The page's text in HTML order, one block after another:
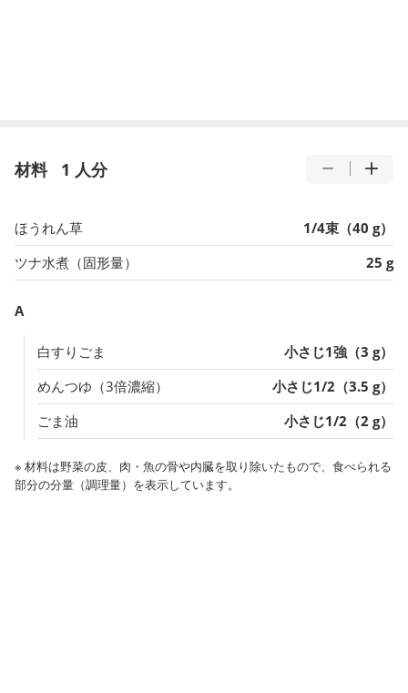
材料 1 人分
ほうれん草
1/4束（40 g）
ツナ水煮（固形量）
25 g
A
白すりごま
小さじ1強（3 g）
めんつゆ（3倍濃縮）
小さじ1/2（3.5 g）
ごま油
小さじ1/2（2 g）
※ 材料は野菜の皮、肉・魚の骨や内臓を取り除いたもので、食べられる
部分の分量（調理量）を表示しています。